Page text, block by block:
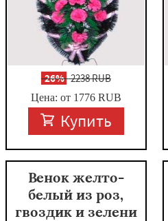
-26%2238 RUB
Цена: от 1776 RUB
Купить
Венок желто-
белый из роз,
гвоздик и зелени